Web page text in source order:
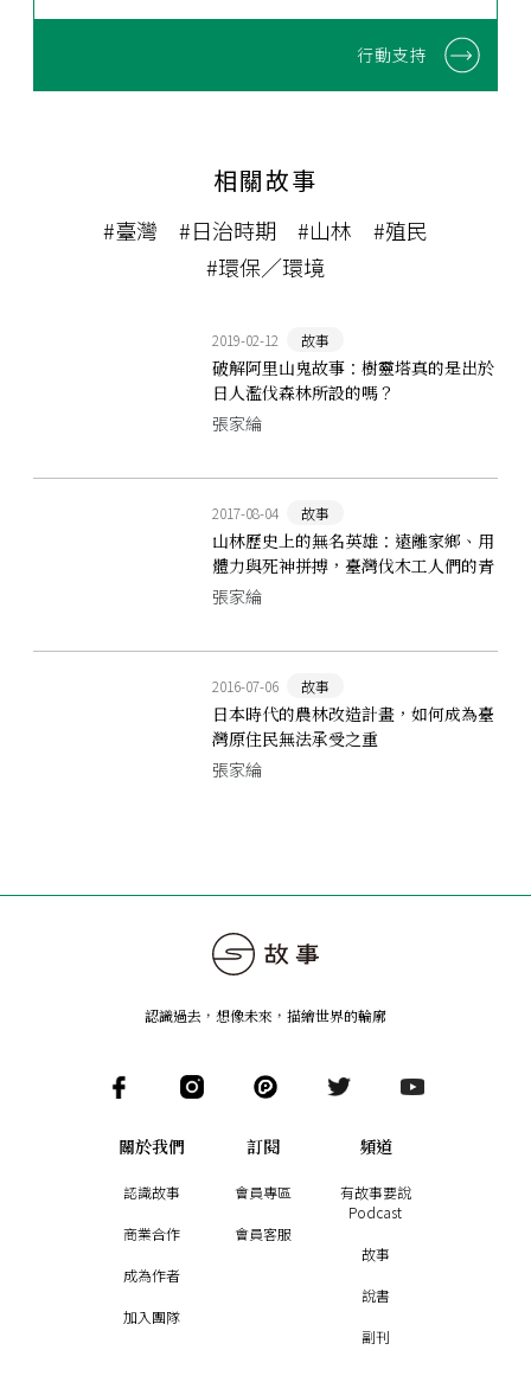
行動支持
相關故事
#臺灣 #日治時期 #山林
#殖民
#環保／環境
2019-02-12 故事
破解阿里山鬼故事：樹靈塔真的是出於
日人濫伐森林所設的嗎？
張家綸
2017-08-04 故事
山林歷史上的無名英雄：遠離家鄉、用
體力與死神拼搏，臺灣伐木工人們的青
春和血淚
張家綸
2016-07-06 故事
日本時代的農林改造計畫，如何成為臺
灣原住民無法承受之重
張家綸
認識過去，想像未來 ， 描繪世界的輪廓
關於我們
認識故事
商業合作
成為作者
加入團隊
訂閱
會員專區
會員客服
頻道
有故事要說
Podcast
故事
說書
副刊